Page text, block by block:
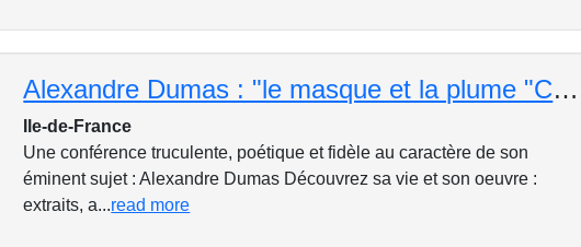
Alexandre Dumas : "le masque et la plume "Conférence en salle
Ile-de-France
Une conférence truculente, poétique et fidèle au caractère de son
éminent sujet : Alexandre Dumas Découvrez sa vie et son oeuvre :
extraits, a...read more